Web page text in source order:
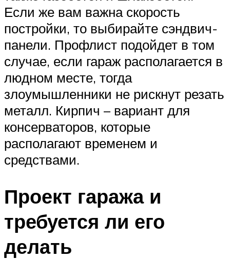
Если же вам важна скорость
постройки, то выбирайте сэндвич-
панели. Профлист подойдет в том
случае, если гараж располагается в
людном месте, тогда
злоумышленники не рискнут резать
металл. Кирпич – вариант для
консерваторов, которые
располагают временем и
средствами.
Проект гаража и
требуется ли его
делать